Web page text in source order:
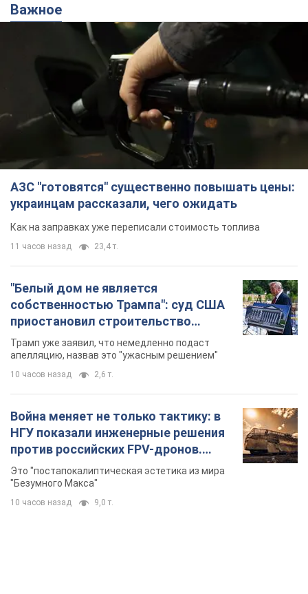
Важное
АЗС "готовятся" существенно повышать цены:
украинцам рассказали, чего ожидать
Как на заправках уже переписали стоимость топлива
11 часов назад 23,4 т.
"Белый дом не является
собственностью Трампа": суд США
приостановил строительство
бального зала стоимостью 400 млн
долларов
Трамп уже заявил, что немедленно подаст
апелляцию, назвав это "ужасным решением"
10 часов назад 2,6 т.
Война меняет не только тактику: в
НГУ показали инженерные решения
против российских FPV-дронов.
Фото
Это "постапокалиптическая эстетика из мира
"Безумного Макса"
10 часов назад 9,0 т.